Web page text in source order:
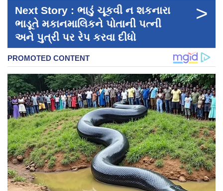
Next Story : ભાડું ચૂકવી ન શકનારા
ભાડૂતે મકાનમાલિકને પોતાની પત્ની
અને પુત્રી પર રેપ કરવા દીધો
>